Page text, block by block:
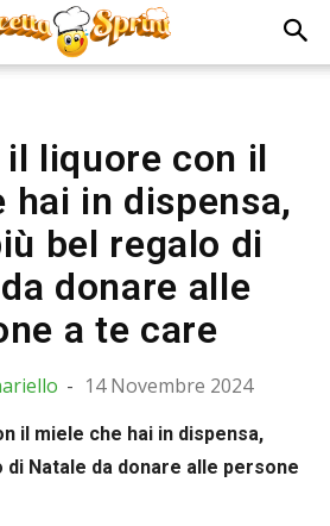
il liquore con il
hai in dispensa,
bel regalo di
donare alle
a te care
- 14 Novembre 2024
il miele che hai in dispensa,
di Natale da donare alle persone